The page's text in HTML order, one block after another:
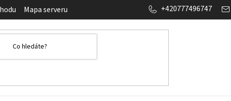
Mapa serveru +420777496747